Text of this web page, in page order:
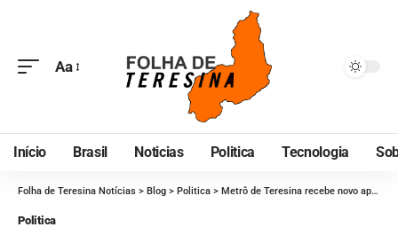
Aa
Início Brasil Noticias Politica Tecnologia
Folha de Teresina Notícias > Blog > Politica > Metrô de Teresina recebe novo aporte de R$ 395 milhões e avança na modernização da mobilidade urbana
Politica